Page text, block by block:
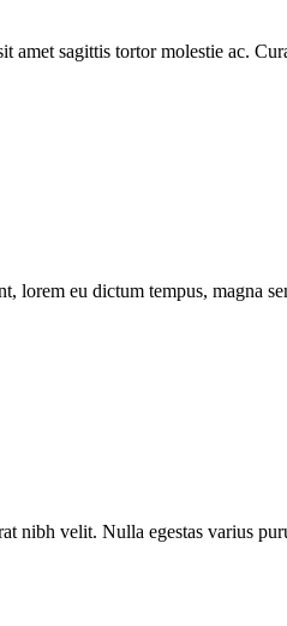
amet sagittis tortor molestie ac.
lorem eu dictum tempus, magna
nibh velit. Nulla egestas varius